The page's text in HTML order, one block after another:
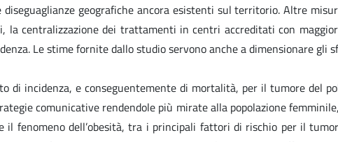
geografiche ancora esistenti sul territorio. Altre
la centralizzazione dei trattamenti in centri accreditati con
Le stime fornite dallo studio servono anche a dimensionare
di incidenza, e conseguentemente di mortalità, per il tumore del
comunicative rendendole più mirate alla popolazione
fenomeno dell’obesità, tra i principali fattori di rischio per il